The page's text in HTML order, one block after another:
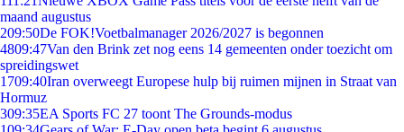
maand augustus
209:50De FOK!Voetbalmanager 2026/2027 is begonnen
4809:47Van den Brink zet nog eens 14 gemeenten onder toezicht om
spreidingswet
1709:40Iran overweegt Europese hulp bij ruimen mijnen in Straat van
Hormuz
309:35EA Sports FC 27 toont The Grounds-modus